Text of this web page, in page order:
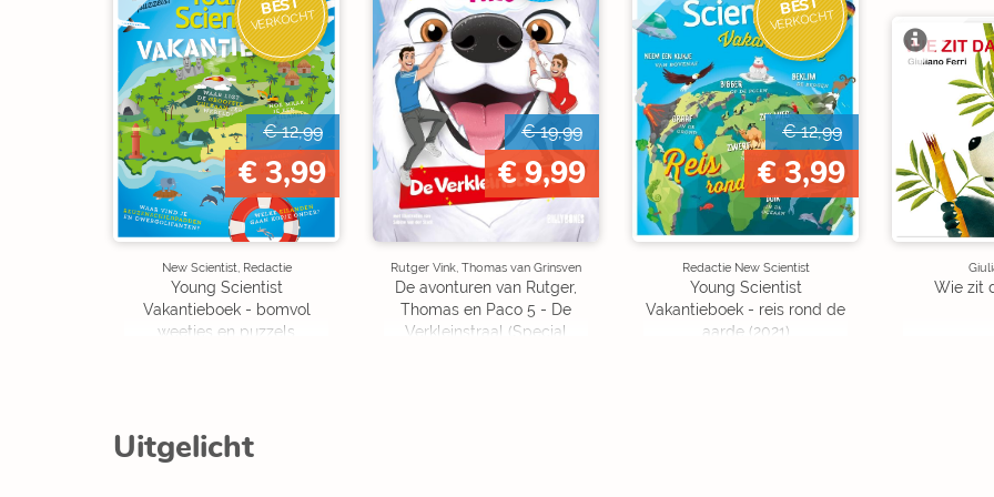
BEST
VERKOCHT
€ 12,99
€ 3,99
New Scientist, Redactie
Young Scientist
Vakantieboek - bomvol
weetjes en puzzels
€ 19,99
€ 9,99
Rutger Vink, Thomas van Grinsven
De avonturen van Rutger,
Thomas en Paco 5 - De
Verkleinstraal (Special
BEST
VERKOCHT
€ 12,99
€ 3,99
Redactie New Scientist
Young Scientist
Vakantieboek - reis rond de
aarde (2021)
Wie zit
Uitgelicht